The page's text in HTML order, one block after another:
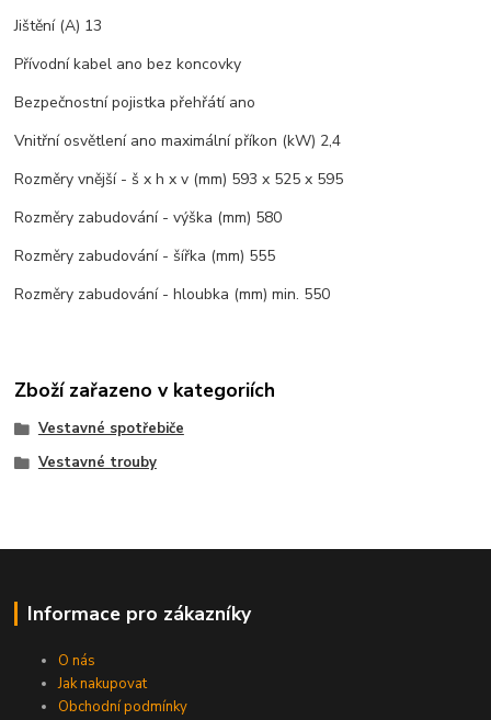
Jištění (A) 13
Přívodní kabel ano bez koncovky
Bezpečnostní pojistka přehřátí ano
Vnitřní osvětlení ano maximální příkon (kW) 2,4
Rozměry vnější - š x h x v (mm) 593 x 525 x 595
Rozměry zabudování - výška (mm) 580
Rozměry zabudování - šířka (mm) 555
Rozměry zabudování - hloubka (mm) min. 550
Zboží zařazeno v kategoriích
Vestavné spotřebiče
Vestavné trouby
Informace pro zákazníky
O nás
Jak nakupovat
Obchodní podmínky